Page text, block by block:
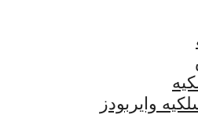
وايربودز